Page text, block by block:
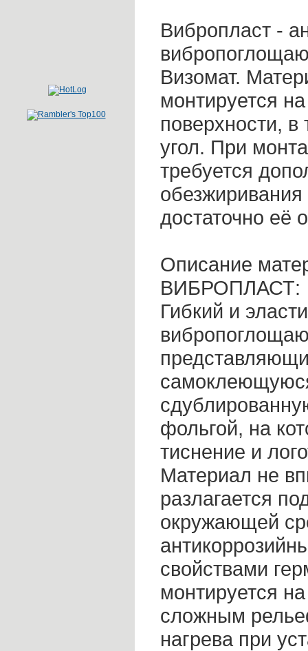
Вибропласт -
Визомат.
монтируется
поверхности,
угол. При
требуется
достаточно её
Описание
ВИБРОПЛАСТ:
Гибкий и
фольгой, на
тиснение и
Материал не
разлагается
окружающей
свойствами
монтируется
сложным
нагрева при